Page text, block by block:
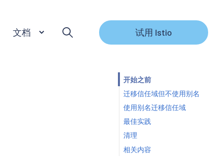
文档 试用 Istio
开始之前
迁移信任域但不使用别名
使用别名迁移信任域
最佳实践
清理
相关内容